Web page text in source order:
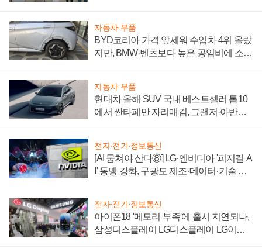
자동차·부품
BYD코리아 가격 앞세워 수입차 4위 올랐
지만, BMW·벤츠보다 높은 공임비에 소비
자동차·부품
현대차 올해 SUV 국내 베스트셀러 톱10
에서 싼타페만 자리매김, 그랜저·아반떼
전자·전기·정보통신
[AI 뭉쳐야 산다⑧] LG·엔비디아 '피지컬 A
I' 동맹 강화, 구광모 제조·데이터·기술 결
전자·전기·정보통신
아이폰18 '메모리 부족'에 출시 지연되나,
삼성디스플레이 LG디스플레이 LG이노